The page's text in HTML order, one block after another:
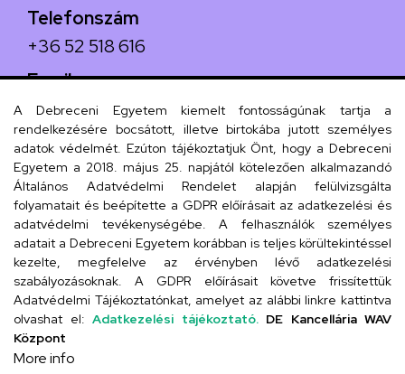
Telefonszám
+36 52 518 616
Email
iskola@kossuth-alt.unideb.hu
Cím
4024 Debrecen, Kossuth utca 33.
Szervezeti telefonkönyv
UD telefonkönyv
A Debreceni Egyetem kiemelt fontosságúnak tartja a
rendelkezésére bocsátott, illetve birtokába jutott személyes
adatok védelmét. Ezúton tájékoztatjuk Önt, hogy a Debreceni
Egyetem a 2018. május 25. napjától kötelezően alkalmazandó
Általános Adatvédelmi Rendelet alapján felülvizsgálta
folyamatait és beépítette a GDPR előírásait az adatkezelési és
adatvédelmi tevékenységébe. A felhasználók személyes
adatait a Debreceni Egyetem korábban is teljes körültekintéssel
kezelte, megfelelve az érvényben lévő adatkezelési
szabályozásoknak. A GDPR előírásait követve frissítettük
Adatvédelmi Tájékoztatónkat, amelyet az alábbi linkre kattintva
olvashat el: Adatkezelési tájékoztató. DE Kancellária WAV
Központ
More info